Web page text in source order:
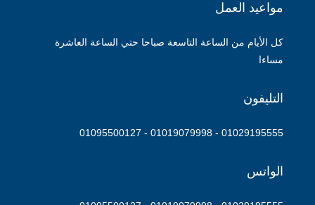
مواعيد العمل
كل الأيام من الساعة التاسعة صباحا حتي الساعة العاشرة
مساءا
التليفون
01029195555 - 01019079998 - 01095500127
الواتس